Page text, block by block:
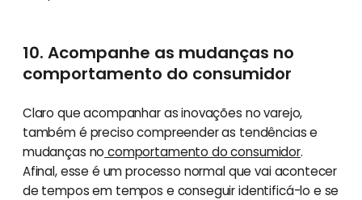
10. Acompanhe as mudanças no
comportamento do consumidor
Claro que acompanhar as inovações no varejo,
também é preciso compreender as tendências e
mudanças no comportamento do consumidor.
Afinal, esse é um processo normal que vai acontecer
de tempos em tempos e conseguir identificá-lo e se